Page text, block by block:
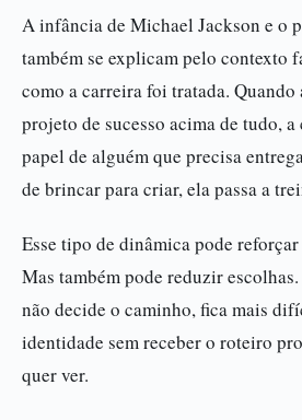
A infância de Michael Jackson e o
também se explicam pelo contexto
como a carreira foi tratada.
projeto de sucesso acima de tudo,
papel de alguém que precisa
de brincar para criar, ela passa a
Esse tipo de dinâmica pode
Mas também pode reduzir
não decide o caminho, fica mais
identidade sem receber o roteiro
quer ver.